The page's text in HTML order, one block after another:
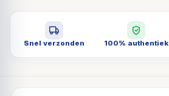
Snel verzonden 100% authentiek